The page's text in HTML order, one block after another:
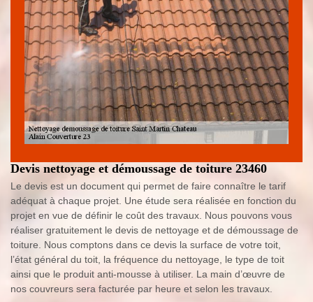
Devis nettoyage et démoussage de toiture 23460
Le devis est un document qui permet de faire connaître le tarif
adéquat à chaque projet. Une étude sera réalisée en fonction du
projet en vue de définir le coût des travaux. Nous pouvons vous
réaliser gratuitement le devis de nettoyage et de démoussage de
toiture. Nous comptons dans ce devis la surface de votre toit,
l’état général du toit, la fréquence du nettoyage, le type de toit
ainsi que le produit anti-mousse à utiliser. La main d’œuvre de
nos couvreurs sera facturée par heure et selon les travaux.